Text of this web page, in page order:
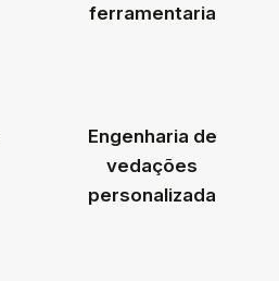
ferramentaria
Engenharia de
vedações
personalizada